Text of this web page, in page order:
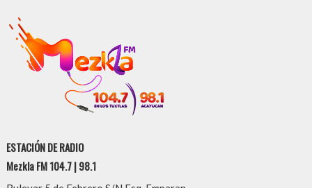
ESTACIÓN DE RADIO
Mezkla FM 104.7 | 98.1